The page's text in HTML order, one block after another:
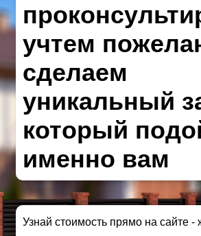
учтем
сделаем
уникальный
который
именно вам
Узнай стоимость прямо на сайте -